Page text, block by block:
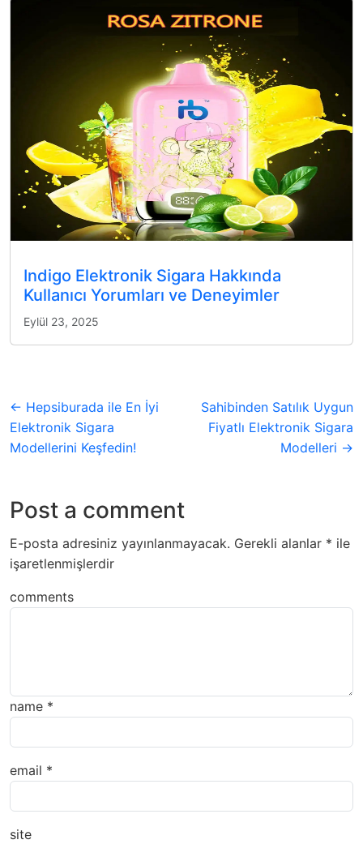
Indigo Elektronik Sigara Hakkında
Kullanıcı Yorumları ve Deneyimler
Eylül 23, 2025
← Hepsiburada ile En İyi
Elektronik Sigara
Modellerini Keşfedin!
Sahibinden Satılık Uygun
Fiyatlı Elektronik Sigara
Modelleri →
Post a comment
E-posta adresiniz yayınlanmayacak. Gerekli alanlar * ile
işaretlenmişlerdir
comments
name *
email *
site